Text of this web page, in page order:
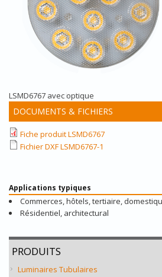
LSMD6767 avec optique
DOCUMENTS & FICHIERS
Fiche produit LSMD6767
Fichier DXF LSMD6767-1
Applications typiques
Commerces, hôtels, tertiaire,
Résidentiel, architectural
PRODUITS
Luminaires Tubulaires